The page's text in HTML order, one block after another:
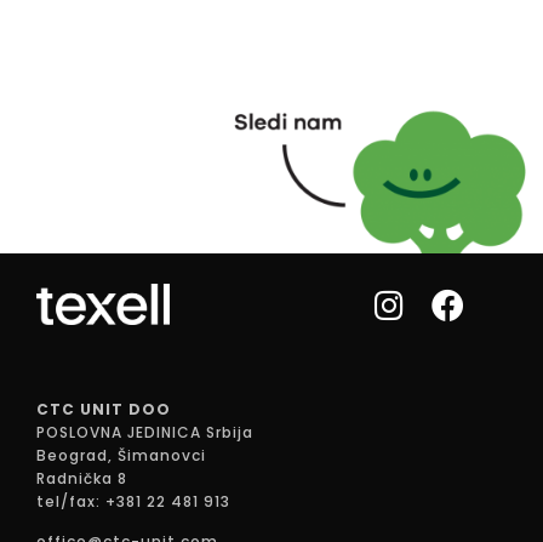
CTC UNIT DOO
POSLOVNA JEDINICA Srbija
Beograd, Šimanovci
Radnička 8
tel/fax: +381 22 481 913